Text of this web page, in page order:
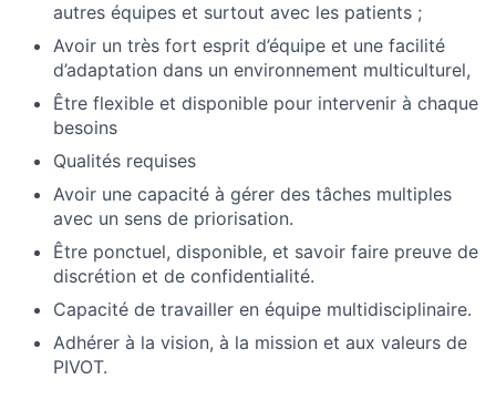
autres équipes et surtout avec les patients ;
Avoir un très fort esprit d’équipe et une facilité
d’adaptation dans un environnement multiculturel,
Être flexible et disponible pour intervenir à chaque
besoins
Qualités requises
Avoir une capacité à gérer des tâches multiples
avec un sens de priorisation.
Être ponctuel, disponible, et savoir faire preuve de
discrétion et de confidentialité.
Capacité de travailler en équipe multidisciplinaire.
Adhérer à la vision, à la mission et aux valeurs de
PIVOT.